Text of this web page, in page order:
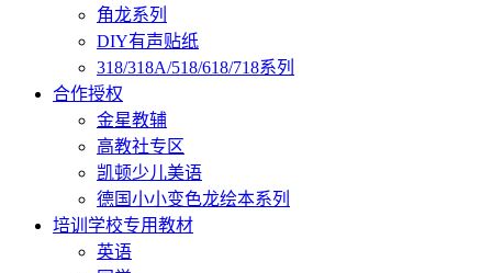
角龙系列
DIY有声贴纸
318/318A/518/618/718系列
合作授权
金星教辅
高教社专区
凯顿少儿美语
德国小小变色龙绘本系列
培训学校专用教材
英语